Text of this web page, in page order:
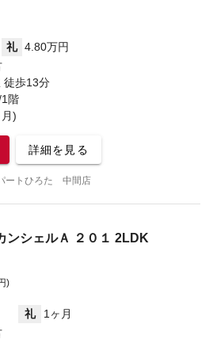
礼 4.80万円
徒歩13分
階
)
詳細を見る
ートひろた 中間店
ンシェルＡ ２０１ 2LDK
)
礼
1ヶ月